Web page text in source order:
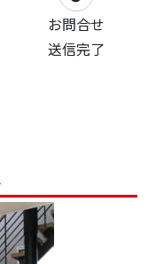
お問合せ
送信完了